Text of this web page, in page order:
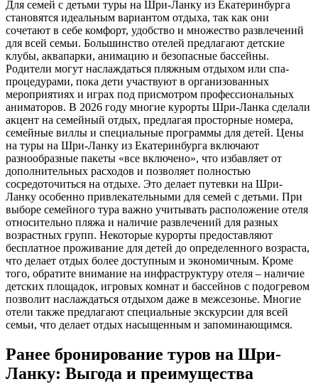
Для семей с детьми туры на Шри-Ланку из Екатеринбурга
становятся идеальным вариантом отдыха, так как они
сочетают в себе комфорт, удобство и множество развлечений
для всей семьи. Большинство отелей предлагают детские
клубы, аквапарки, анимацию и безопасные бассейны.
Родители могут наслаждаться пляжным отдыхом или спа-
процедурами, пока дети участвуют в организованных
мероприятиях и играх под присмотром профессиональных
аниматоров. В 2026 году многие курорты Шри-Ланка сделали
акцент на семейный отдых, предлагая просторные номера,
семейные виллы и специальные программы для детей. Цены
на туры на Шри-Ланку из Екатеринбурга включают
разнообразные пакеты «все включено», что избавляет от
дополнительных расходов и позволяет полностью
сосредоточиться на отдыхе. Это делает путевки на Шри-
Ланку особенно привлекательными для семей с детьми. При
выборе семейного тура важно учитывать расположение отеля
относительно пляжа и наличие развлечений для разных
возрастных групп. Некоторые курорты предоставляют
бесплатное проживание для детей до определенного возраста,
что делает отдых более доступным и экономичным. Кроме
того, обратите внимание на инфраструктуру отеля – наличие
детских площадок, игровых комнат и бассейнов с подогревом
позволит наслаждаться отдыхом даже в межсезонье. Многие
отели также предлагают специальные экскурсии для всей
семьи, что делает отдых насыщенным и запоминающимся.
Ранее бронирование туров на Шри-
Ланку: Выгода и преимущества